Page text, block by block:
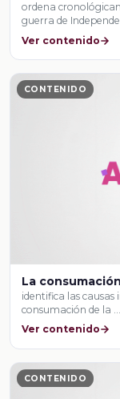
ordena
guerra de
Ver contenido
CONTENIDO
La
identifica las
consumación de la …
Ver contenido
CONTENIDO